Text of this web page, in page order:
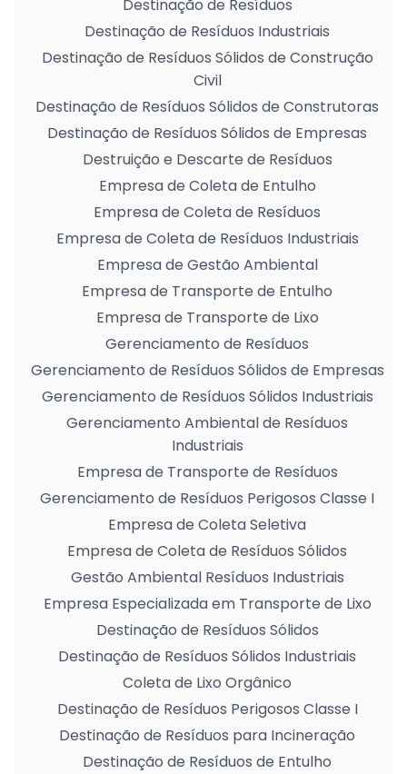
Destinação de Resíduos
Destinação de Resíduos Industriais
Destinação de Resíduos Sólidos de Construção
Civil
Destinação de Resíduos Sólidos de Construtoras
Destinação de Resíduos Sólidos de Empresas
Destruição e Descarte de Resíduos
Empresa de Coleta de Entulho
Empresa de Coleta de Resíduos
Empresa de Coleta de Resíduos Industriais
Empresa de Gestão Ambiental
Empresa de Transporte de Entulho
Empresa de Transporte de Lixo
Gerenciamento de Resíduos
Gerenciamento de Resíduos Sólidos de Empresas
Gerenciamento de Resíduos Sólidos Industriais
Gerenciamento Ambiental de Resíduos
Industriais
Empresa de Transporte de Resíduos
Gerenciamento de Resíduos Perigosos Classe I
Empresa de Coleta Seletiva
Empresa de Coleta de Resíduos Sólidos
Gestão Ambiental Resíduos Industriais
Empresa Especializada em Transporte de Lixo
Destinação de Resíduos Sólidos
Destinação de Resíduos Sólidos Industriais
Coleta de Lixo Orgânico
Destinação de Resíduos Perigosos Classe I
Destinação de Resíduos para Incineração
Destinação de Resíduos de Entulho